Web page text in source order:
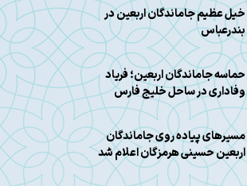
خیل عظیم جاماندگان اربعین در
بندرعباس
حماسه جاماندگان اربعین؛ فریاد
وفاداری در ساحل خلیج فارس
مسیرهای پیاده روی جاماندگان
اربعین حسینی هرمزگان اعلام شد